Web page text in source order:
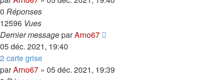
0 Réponses
12596 Vues
Dernier messageparArno67
05 déc. 2021, 19:40
2 carte grise
parArno67 » 05 déc. 2021, 19:39